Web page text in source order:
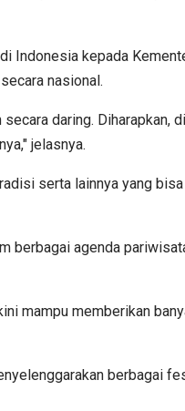
kepada
nasional.
daring.
jelasnya.
serta lainnya yang
berbagai agenda
mampu memberikan
berbagai